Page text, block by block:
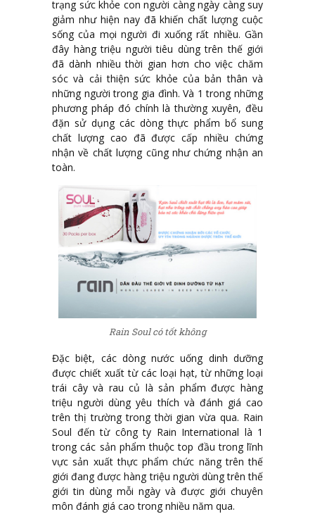
trạng sức khỏe con người càng ngày càng suy
giảm như hiện nay đã khiến chất lượng cuộc
sống của mọi người đi xuống rất nhiều. Gần
đây hàng triệu người tiêu dùng trên thế giới
đã dành nhiều thời gian hơn cho việc chăm
sóc và cải thiện sức khỏe của bản thân và
những người trong gia đình. Và 1 trong những
phương pháp đó chính là thường xuyên, đều
đặn sử dụng các dòng thực phẩm bổ sung
chất lượng cao đã được cấp nhiều chứng
nhận về chất lượng cũng như chứng nhận an
toàn.
Rain Soul có tốt không
Đặc biệt, các dòng nước uống dinh dưỡng
được chiết xuất từ các loại hạt, từ những loại
trái cây và rau củ là sản phẩm được hàng
triệu người dùng yêu thích và đánh giá cao
trên thị trường trong thời gian vừa qua. Rain
Soul đến từ công ty Rain International là 1
trong các sản phẩm thuộc top đầu trong lĩnh
vực sản xuất thực phẩm chức năng trên thế
giới đang được hàng triệu người dùng trên thế
giới tin dùng mỗi ngày và được giới chuyên
môn đánh giá cao trong nhiều năm qua.